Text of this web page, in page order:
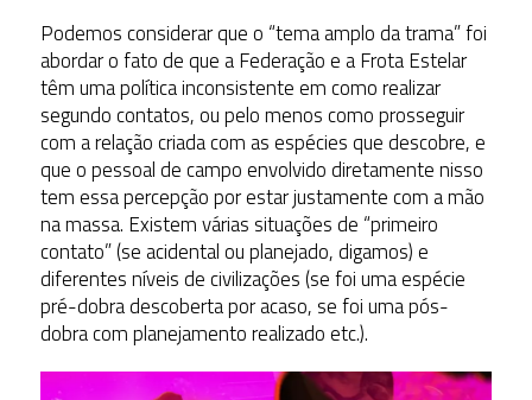
Podemos considerar que o “tema amplo da trama” foi
abordar o fato de que a Federação e a Frota Estelar
têm uma política inconsistente em como realizar
segundo contatos, ou pelo menos como prosseguir
com a relação criada com as espécies que descobre, e
que o pessoal de campo envolvido diretamente nisso
tem essa percepção por estar justamente com a mão
na massa. Existem várias situações de “primeiro
contato” (se acidental ou planejado, digamos) e
diferentes níveis de civilizações (se foi uma espécie
pré-dobra descoberta por acaso, se foi uma pós-
dobra com planejamento realizado etc.).